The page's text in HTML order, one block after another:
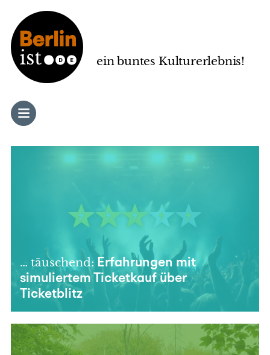
ein buntes Kulturerlebnis!
… täuschend: Erfahrungen mit
simuliertem Ticketkauf über
Ticketblitz